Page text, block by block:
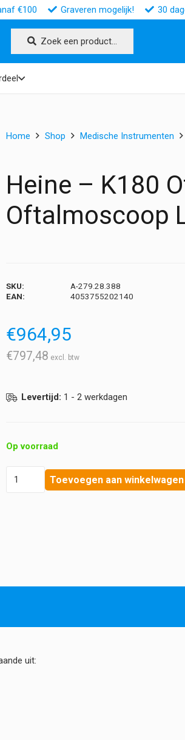
€100 Graveren mogelijk! 30
Zoek een product…
Home Shop Medische Instrumenten
Heine – K180
Oftalmoscoop
SKU:
A-279.28.388
EAN:
4053755202140
€964,95
€797,48
Levertijd: 1 - 2 werkdagen
Op voorraad
LED
Kit
Toevoegen aan winkelwagen
uit: